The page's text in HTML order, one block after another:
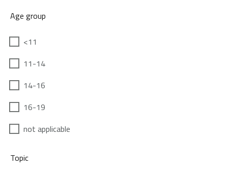
Age group
<11
11-14
14-16
16-19
not applicable
Topic